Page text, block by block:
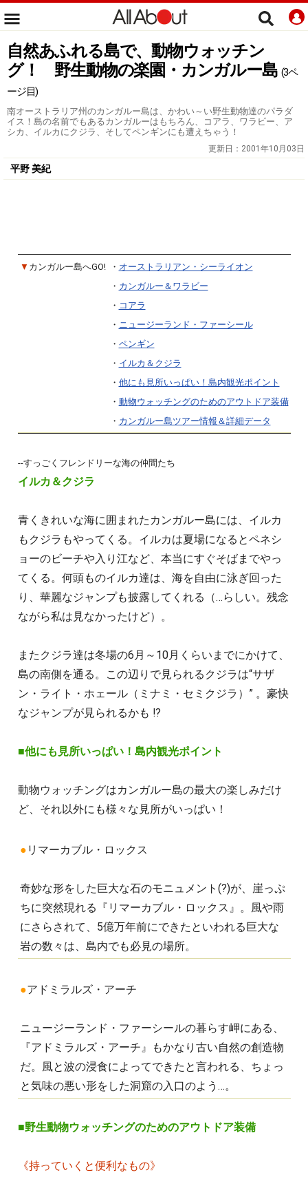
自然あふれる島で、動物ウォッチン
グ！ 野生動物の楽園・カンガルー島 (3ペ
ージ目)
南オーストラリア州のカンガルー島は、かわい～い野生動物達のパラダ
イス！島の名前でもあるカンガルーはもちろん、コアラ、ワラビー、ア
シカ、イルカにクジラ、そしてペンギンにも遭えちゃう！
更新日： 2001年10月03日
平野 美紀
▼ カンガルー島へGO! ・ オーストラリアン・シーライオン
・ カンガルー＆ワラビー
・ コアラ
・ ニュージーランド・ファーシール
・ ペンギン
・ イルカ＆クジラ
・ 他にも見所いっぱい！島内観光ポイント
・ 動物ウォッチングのためのアウトドア装備
・ カンガルー島ツアー情報＆詳細データ
--すっごくフレンドリーな海の仲間たち
イルカ＆クジラ
青くきれいな海に囲まれたカンガルー島には、イルカ
もクジラもやってくる。イルカは夏場になるとペネシ
ョーのビーチや入り江など、本当にすぐそばまでやっ
てくる。何頭ものイルカ達は、海を自由に泳ぎ回った
り、華麗なジャンプも披露してくれる（…らしい。残念
ながら私は見なかったけど）。
またクジラ達は冬場の6月～10月くらいまでにかけて、
島の南側を通る。この辺りで見られるクジラは“サザ
ン・ライト・ホェール（ミナミ・セミクジラ）” 。豪快
なジャンプが見られるかも !?
■他にも見所いっぱい！島内観光ポイント
動物ウォッチングはカンガルー島の最大の楽しみだけ
ど、それ以外にも様々な見所がいっぱい！
● リマーカブル・ロックス
奇妙な形をした巨大な石のモニュメント(?)が、崖っぷ
ちに突然現れる『リマーカブル・ロックス』。風や雨
にさらされて、5億万年前にできたといわれる巨大な
岩の数々は、島内でも必見の場所。
●アドミラルズ・アーチ
ニュージーランド・ファーシールの暮らす岬にある、
『アドミラルズ・アーチ』もかなり古い自然の創造物
だ。風と波の浸食によってできたと言われる、ちょっ
と気味の悪い形をした洞窟の入口のよう…。
■野生動物ウォッチングのためのアウトドア装備
《持っていくと便利なもの》